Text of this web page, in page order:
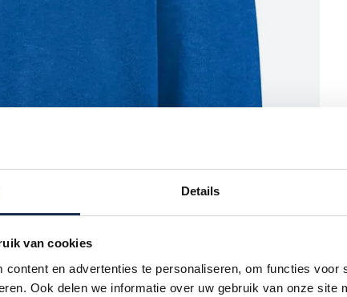
Details
van cookies
content en advertenties te personaliseren, om functies voor
Ook delen we informatie over uw gebruik van onze site